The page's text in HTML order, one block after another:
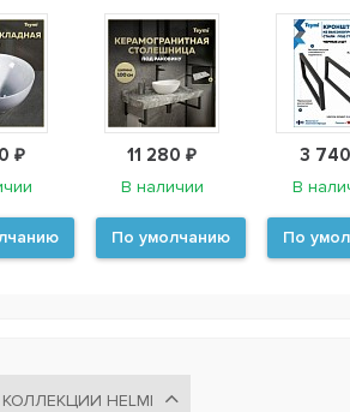
₽ 11 280 ₽
В наличии
По умолчанию
3
В
По
HELMI